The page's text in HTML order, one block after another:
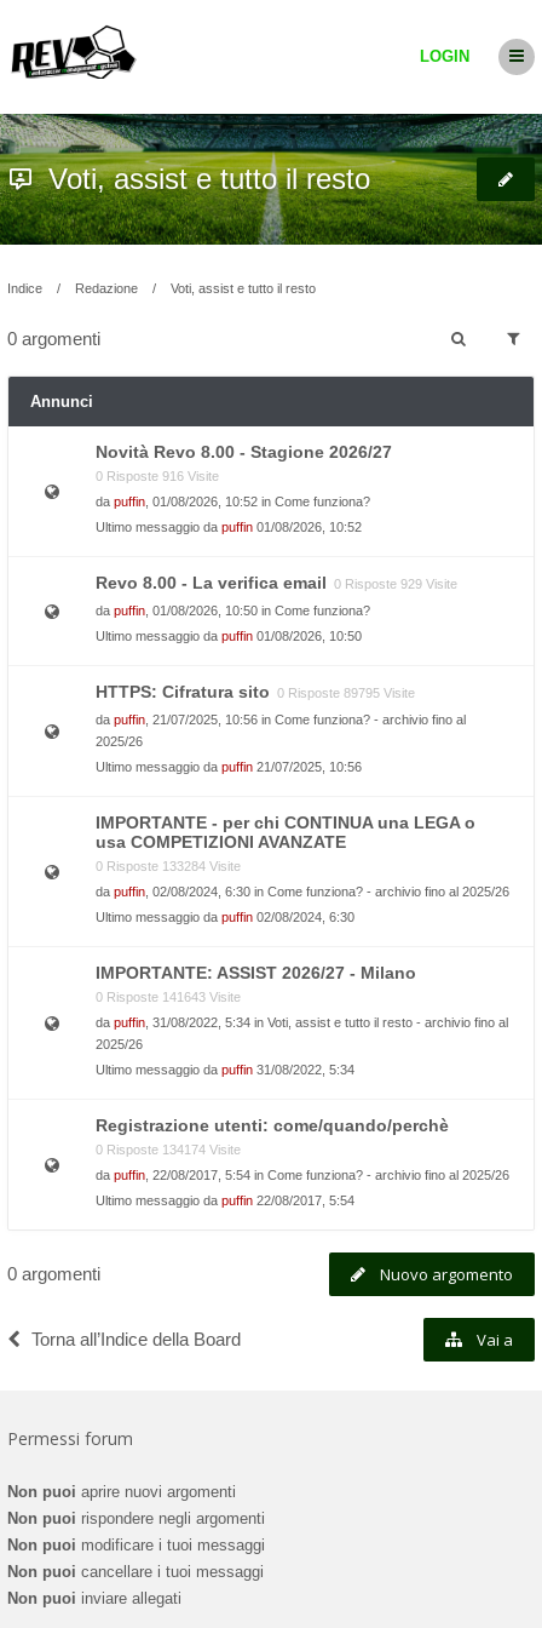
LOGIN
Voti, assist e tutto il resto
Indice Redazione Voti, assist e tutto il resto
0 argomenti
Annunci
Novità Revo 8.00 - Stagione 2026/27
0 Risposte 916 Visite
da puffin , 01/08/2026, 10:52 in Come funziona?
Ultimo messaggio da puffin 01/08/2026, 10:52
Revo 8.00 - La verifica email 0 Risposte 929 Visite
da puffin , 01/08/2026, 10:50 in Come funziona?
Ultimo messaggio da puffin 01/08/2026, 10:50
HTTPS: Cifratura sito 0 Risposte 89795 Visite
da puffin , 21/07/2025, 10:56 in Come funziona? - archivio fino al
2025/26
Ultimo messaggio da puffin 21/07/2025, 10:56
IMPORTANTE - per chi CONTINUA una LEGA o
usa COMPETIZIONI AVANZATE
0 Risposte 133284 Visite
da puffin , 02/08/2024, 6:30 in Come funziona? - archivio fino al 2025/26
Ultimo messaggio da puffin 02/08/2024, 6:30
IMPORTANTE: ASSIST 2026/27 - Milano
0 Risposte 141643 Visite
da puffin , 31/08/2022, 5:34 in Voti, assist e tutto il resto - archivio fino al
2025/26
Ultimo messaggio da puffin 31/08/2022, 5:34
Registrazione utenti: come/quando/perchè
0 Risposte 134174 Visite
da puffin , 22/08/2017, 5:54 in Come funziona? - archivio fino al 2025/26
Ultimo messaggio da puffin 22/08/2017, 5:54
Nuovo argomento
0 argomenti
Torna all’Indice della Board Vai a
Permessi forum
Non puoi aprire nuovi argomenti
Non puoi rispondere negli argomenti
Non puoi modificare i tuoi messaggi
Non puoi cancellare i tuoi messaggi
Non puoi inviare allegati